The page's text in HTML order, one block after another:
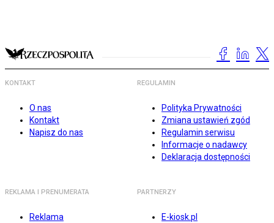
KONTAKT
O nas
Kontakt
Napisz do nas
REGULAMIN
Polityka Prywatności
Zmiana ustawień zgód
Regulamin serwisu
Informacje o nadawcy
Deklaracja dostępności
REKLAMA I PRENUMERATA
Reklama
PARTNERZY
E-kiosk.pl